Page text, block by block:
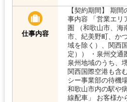
仕事内容
【契約期間】 期
事内容 「営業エリ
圏 （和歌山市、海
市、紀美野町、か
域を除く）、関西
定）） ・泉州交通
泉州地域のうち、
関西国際空港も含
シー事業部の待機
和歌山市内の駅や
線配車」 お客様か